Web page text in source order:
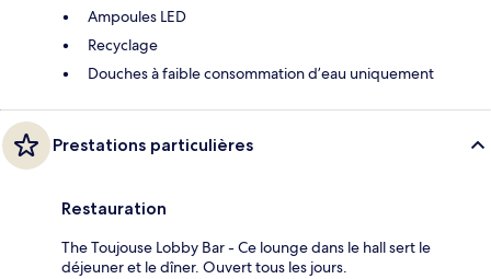
Ampoules LED
Recyclage
Douches à faible consommation d’eau uniquement
Prestations particulières
Restauration
The Toujouse Lobby Bar - Ce lounge dans le hall sert le
déjeuner et le dîner. Ouvert tous les jours.